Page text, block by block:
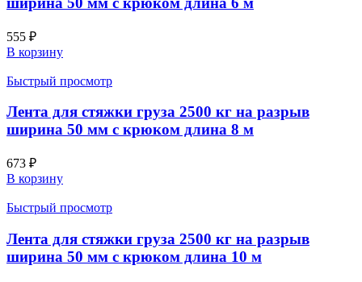
555 ₽
В корзину
Быстрый просмотр
Лента для стяжки груза 2500 кг на разрыв
ширина 50 мм с крюком длина 8 м
673 ₽
В корзину
Быстрый просмотр
Лента для стяжки груза 2500 кг на разрыв
ширина 50 мм с крюком длина 10 м